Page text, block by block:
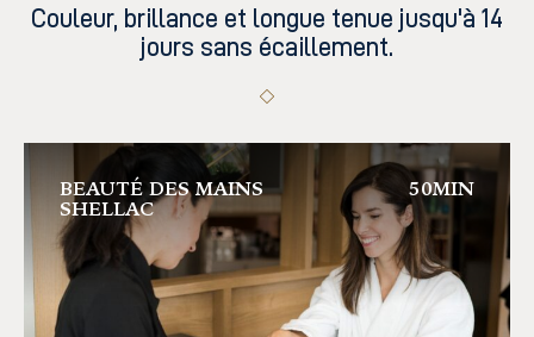
Couleur, brillance et longue tenue jusqu'à 14
jours sans écaillement.
BEAUTÉ DES MAINS
SHELLAC
50MIN